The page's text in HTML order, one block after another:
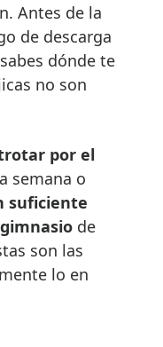
Antes de la
de descarga
dónde te
no son
por el
semana o
suficiente
de
son las
lo en